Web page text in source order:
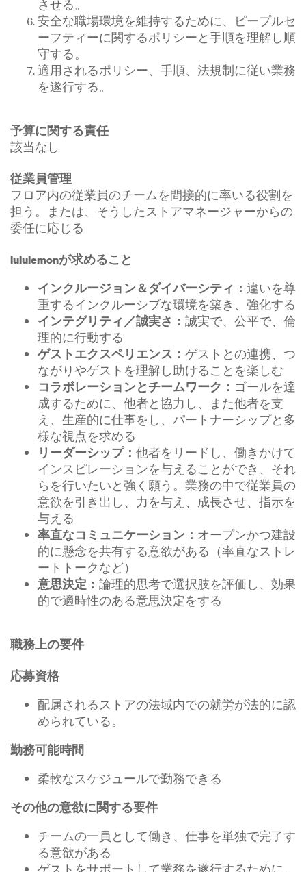
させる。
安全な職場環境を維持するために、ピープルセ
ーフティーに関するポリシーと手順を理解し順
守する。
適用されるポリシー、手順、法規制に従い業務
を遂行する。
予算に関する責任
該当なし
従業員管理
フロア内の従業員のチームを間接的に率いる役割を
担う。または、そうしたストアマネージャーからの
委任に応じる
lululemonが求めること
インクルージョン＆ダイバーシティ： 違いを尊
重するインクルーシブな環境を築き、強化する
インテグリティ／誠実さ： 誠実で、公平で、倫
理的に行動する
ゲストエクスペリエンス： ゲストとの連携、つ
ながりやゲストを理解し助けることを楽しむ
コラボレーションとチームワーク： ゴールを達
成するために、他者と協力し、また他者を支
え、生産的に仕事をし、パートナーシップと多
様な視点を求める
リーダーシップ： 他者をリードし、働きかけて
インスピレーションを与えることができ、それ
らを行いたいと強く願う。業務の中で従業員の
意欲を引き出し、力を与え、成長させ、指示を
与える
率直なコミュニケーション： オープンかつ建設
的に懸念を共有する意欲がある（率直なストレ
ートトークなど）
意思決定： 論理的思考で選択肢を評価し、効果
的で適時性のある意思決定をする
職務上の要件
応募資格
配属されるストアの法域内での就労が法的に認
められている。
勤務可能時間
柔軟なスケジュールで勤務できる
その他の意欲に関する要件
チームの一員として働き、仕事を単独で完了す
る意欲がある
ゲストをサポートして業務を遂行するために、